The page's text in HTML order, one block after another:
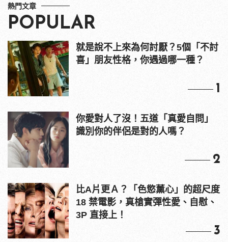
熱門文章
POPULAR
就是說不上來為何討厭？5個「不討
喜」朋友性格，你遇過哪一種？
1
你愛對人了沒！五道「真愛自問」
識別你的伴侶是對的人嗎？
2
比A片更Ａ？「色慾薰心」的超尺度
18 禁電影，真槍實彈性愛、自慰、
3P 直接上！
3